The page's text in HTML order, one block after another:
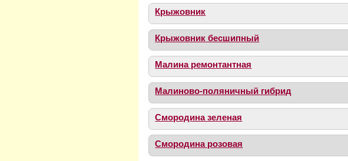
Крыжовник
Крыжовник бесшипный
Малина ремонтантная
Малиново-поляничный гибрид
Смородина зеленая
Смородина розовая